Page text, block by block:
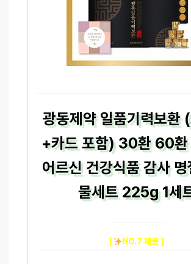
광동제약 일품기력보환
+카드 포함) 30환 60환
어르신 건강식품 감사
물세트 225g 1세
[ NO.7 제품 ]